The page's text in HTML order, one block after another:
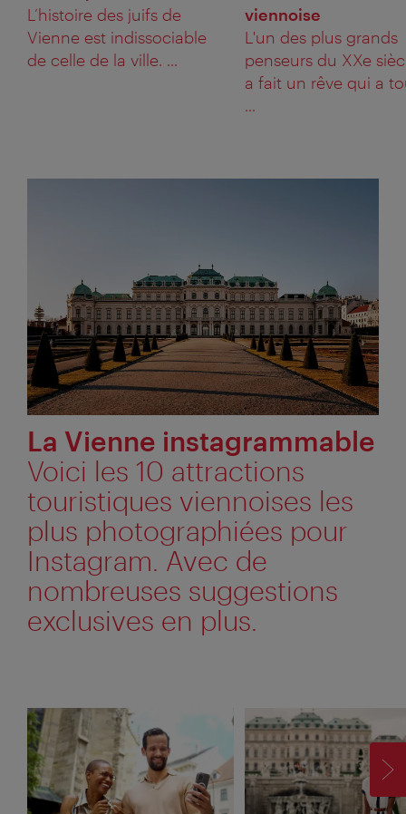
L’histoire des juifs de
Vienne est indissociable
de celle de la ville. ...
viennoise
L'un des plus grands
penseurs du XXe
a fait un rêve qui a
...
La Vienne instagrammable
Voici les 10 attractions
touristiques viennoises les
plus photographiées pour
Instagram. Avec de
nombreuses suggestions
exclusives en plus.